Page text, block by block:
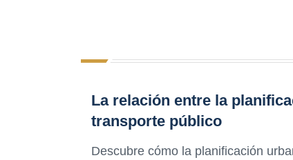
La relación entre la
transporte público
Descubre cómo la planificación